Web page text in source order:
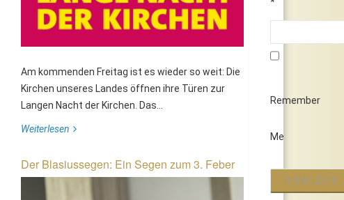
Remember
Me
Am kommenden Freitag ist es wieder so weit: Die
Kirchen unseres Landes öffnen ihre Türen zur
Langen Nacht der Kirchen. Das...
Weiterlesen
Der Blasiussegen: Ein Segen zum 3. Feber